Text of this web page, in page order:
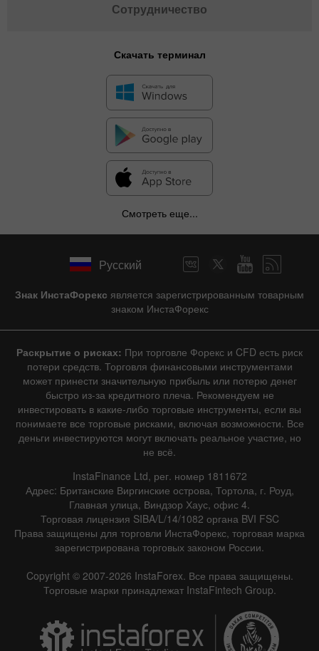
Сотрудничество
Скачать терминал
Смотреть еще...
Русский
Знак ИнстаФорекс является зарегистрированным товарным
знаком ИнстаФорекс
Раскрытие о рисках: При торговле Форекс и CFD есть риск
потери средств. Торговля финансовыми инструментами
может принести значительную прибыль или потерю денег
быстро из-за кредитного плеча. Рекомендуем не
инвестировать в какие-либо торговые инструменты, если вы
понимаете все торговые рисками, включая возможности. Все
деньги инвестируются могут включать реальное участие, но
не всё.
InstaFinance Ltd, рег. номер 1811672
Адрес: Британские Виргинские острова, Тортола, г. Роуд,
Главная улица, Виндзор Хаус, офис 4.
Торговая лицензия SIBA/L/14/1082 органа BVI FSC
Права защищены для торговли ИнстаФорекс, торговая марка
зарегистрирована торговых законом России.
Copyright © 2007-2026 InstaForex. Все права защищены.
Торговые марки принадлежат InstaFintech Group.